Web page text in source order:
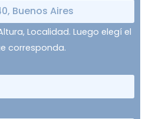
Localidad. Luego elegí el
corresponda.